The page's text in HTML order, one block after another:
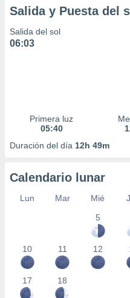
Salida y Puesta del
Salida del sol
06:03
Primera luz
05:40
Duración del día 12h 49m
Calendario lunar
Lun Mar Mié
5
10 11 12
17 18